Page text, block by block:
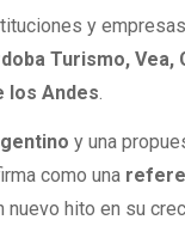
y
Turismo, Vea,
los Andes.
y una
como una
nuevo hito en su